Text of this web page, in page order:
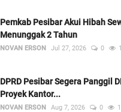
Pemkab Pesibar Akui Hibah
Menunggak 2 Tahun
NOVAN ERSON Jul 27, 2026 0
DPRD Pesibar Segera Panggil
Proyek Kantor...
NOVAN ERSON Aug 7, 2026 0